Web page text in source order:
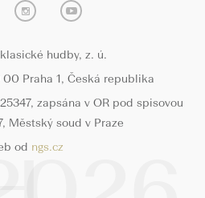
hudby, z. ú.
00 Praha 1, Česká republika
zapsána v OR pod spisovou
Městský soud v Praze
od ngs.cz